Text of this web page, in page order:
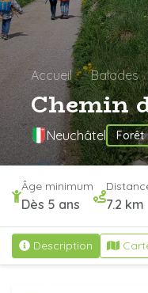
Accueil Balades
Chemin
Neuchâtel Forêt
Âge minimum
Dès 5 ans 7.2 km
Description